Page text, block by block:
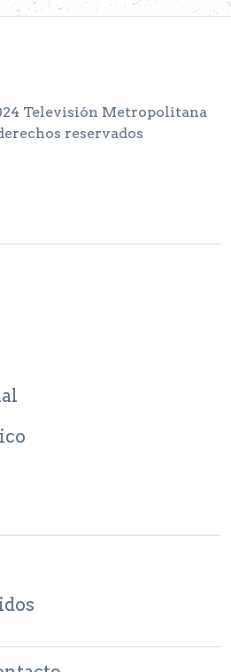
Televisión Metropolitana
reservados